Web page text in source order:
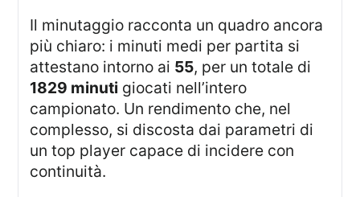
Il minutaggio racconta un quadro ancora
più chiaro: i minuti medi per partita si
attestano intorno ai 55, per un totale di
1829 minuti giocati nell’intero
campionato. Un rendimento che, nel
complesso, si discosta dai parametri di
un top player capace di incidere con
continuità.